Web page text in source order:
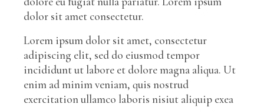
dolor sit amet consectetur.
Lorem ipsum dolor sit amet, consectetur
adipiscing elit, sed do eiusmod tempor
incididunt ut labore et dolore magna aliqua. Ut
enim ad minim veniam, quis nostrud
exercitation ullamco laboris nisiut aliquip exea